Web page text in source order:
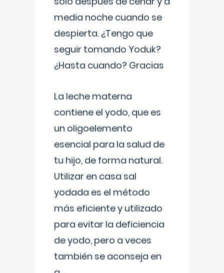
media noche cuando se
despierta. ¿Tengo que
seguir tomando Yoduk?
¿Hasta cuando? Gracias
La leche materna
contiene el yodo, que es
un oligoelemento
esencial para la salud de
tu hijo, de forma natural.
Utilizar en casa sal
yodada es el método
más eficiente y utilizado
para evitar la deficiencia
de yodo, pero a veces
también se aconseja en